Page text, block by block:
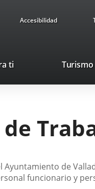
Accesibilidad
ti Turismo
Ayuntamiento de
funcionario y